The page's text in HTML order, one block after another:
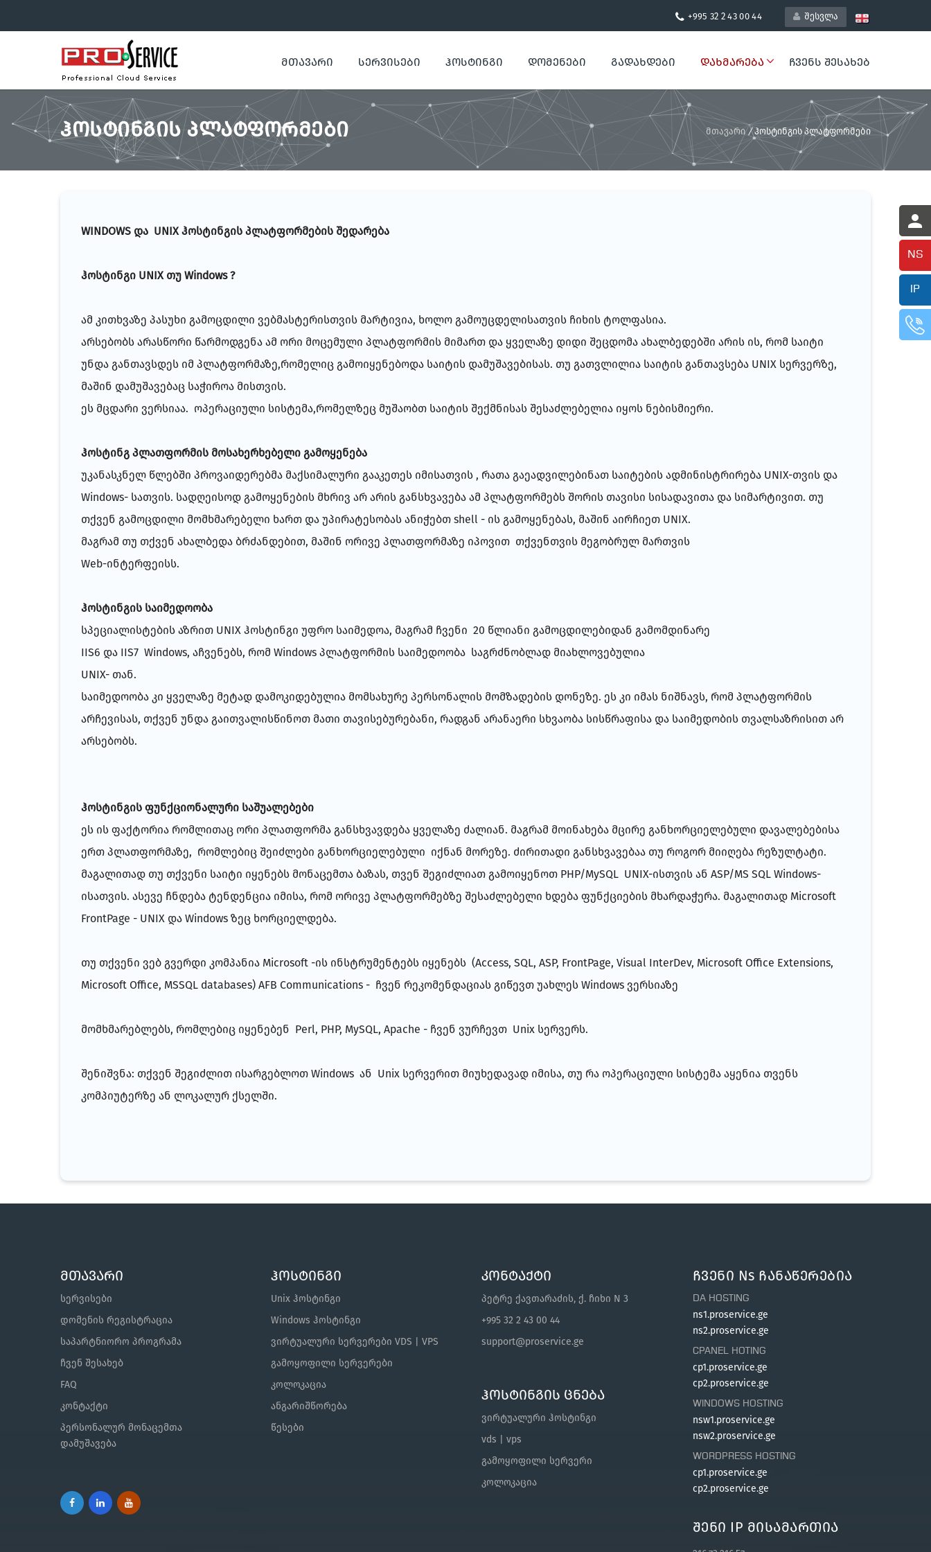
შესვლა
+995 32 2 43 00 44
ᲛᲗᲐᲕᲐᲠᲘ ᲡᲔᲠᲕᲘᲡᲔᲑᲘ ᲰᲝᲡᲢᲘᲜᲒᲘ ᲓᲝᲛᲔᲜᲔᲑᲘ ᲒᲐᲓᲐᲮᲓᲔᲑᲘ ᲓᲐᲮᲛᲐᲠᲔᲑᲐ ᲩᲕᲔᲜᲡ ᲨᲔᲡᲐᲮᲔᲑ
ᲰᲝᲡᲢᲘᲜᲒᲘᲡ ᲞᲚᲐᲢᲤᲝᲠᲛᲔᲑᲘ მთავარი / ჰოსტინგის პლატფორმები
WINDOWS და UNIX ჰოსტინგის პლატფორმების შედარება
ჰოსტინგი UNIX თუ Windows ?
ამ კითხვაზე პასუხი გამოცდილი ვებმასტერისთვის მარტივია, ხოლო გამოუცდელისათვის ჩიხის ტოლფასია.
არსებობს არასწორი წარმოდგენა ამ ორი მოცემული პლატფორმის მიმართ და ყველაზე დიდი შეცდომა ახალბედებში არის ის, რომ საიტი
უნდა განთავსდეს იმ პლატფორმაზე,რომელიც გამოიყენებოდა საიტის დამუშავებისას. თუ გათვლილია საიტის განთავსება UNIX სერვერზე,
მაშინ დამუშავებაც საჭიროა მისთვის.
ეს მცდარი ვერსიაა. ოპერაციული სისტემა,რომელზეც მუშაობთ საიტის შექმნისას შესაძლებელია იყოს ნებისმიერი.
ჰოსტინგ პლათფორმის მოსახერხებელი გამოყენება
უკანასკნელ წლებში პროვაიდერებმა მაქსიმალური გააკეთეს იმისათვის , რათა გაეადვილებინათ საიტების ადმინისტრირება UNIX-თვის და
Windows- სათვის. სადღეისოდ გამოყენების მხრივ არ არის განსხვავება ამ პლატფორმებს შორის თავისი სისადავითა და სიმარტივით. თუ
თქვენ გამოცდილი მომხმარებელი ხართ და უპირატესობას ანიჭებთ shell - ის გამოყენებას, მაშინ აირჩიეთ UNIX.
მაგრამ თუ თქვენ ახალბედა ბრძანდებით, მაშინ ორივე პლათფორმაზე იპოვით თქვენთვის მეგობრულ მართვის
Web-ინტერფეისს.
ჰოსტინგის საიმედოობა
სპეციალისტების აზრით UNIX ჰოსტინგი უფრო საიმედოა, მაგრამ ჩვენი 20 წლიანი გამოცდილებიდან გამომდინარე
IIS6 და IIS7 Windows, აჩვენებს, რომ Windows პლატფორმის საიმედოობა საგრძნობლად მიახლოვებულია
UNIX- თან.
საიმედოობა კი ყველაზე მეტად დამოკიდებულია მომსახურე პერსონალის მომზადების დონეზე. ეს კი იმას ნიშნავს, რომ პლატფორმის
არჩევისას, თქვენ უნდა გაითვალისწინოთ მათი თავისებურებანი, რადგან არანაერი სხვაობა სისწრაფისა და საიმედობის თვალსაზრისით არ
არსებობს.
ჰოსტინგის ფუნქციონალური საშუალებები
ეს ის ფაქტორია რომლითაც ორი პლათფორმა განსხვავდება ყველაზე ძალიან. მაგრამ მოინახება მცირე განხორციელებული დავალებებისა
ერთ პლათფორმაზე, რომლებიც შეიძლები განხორციელებული იქნან მორეზე. ძირითადი განსხვავებაა თუ როგორ მიიღება რეზულტატი.
მაგალითად თუ თქვენი საიტი იყენებს მონაცემთა ბაზას, თვენ შეგიძლიათ გამოიყენოთ PHP/MySQL UNIX-ისთვის ან ASP/MS SQL Windows-
ისათვის. ასევე ჩნდება ტენდენცია იმისა, რომ ორივე პლატფორმებზე შესაძლებელი ხდება ფუნქციების მხარდაჭერა. მაგალითად Microsoft
FrontPage - UNIX და Windows ზეც ხორციელდება.
თუ თქვენი ვებ გვერდი კომპანია Microsoft -ის ინსტრუმენტებს იყენებს (Access, SQL, ASP, FrontPage, Visual InterDev, Microsoft Office Extensions,
Microsoft Office, MSSQL databases) AFB Communications - ჩვენ რეკომენდაციას გიწევთ უახლეს Windows ვერსიაზე
მომხმარებლებს, რომლებიც იყენებენ Perl, PHP, MySQL, Apache - ჩვენ ვურჩევთ Unix სერვერს.
შენიშვნა: თქვენ შეგიძლით ისარგებლოთ Windows ან Unix სერვერით მიუხედავად იმისა, თუ რა ოპერაციული სისტემა აყენია თვენს
კომპიუტერზე ან ლოკალურ ქსელში.
მთავარი
სერვისები
დომენის რეგისტრაცია
საპარტნიორო პროგრამა
ჩვენ შესახებ
FAQ
კონტაქტი
პერსონალურ მონაცემთა
დამუშავება
ჰოსტინგი
Unix ჰოსტინგი
Windows ჰოსტინგი
ვირტუალური სერვერები VDS | VPS
გამოყოფილი სერვერები
კოლოკაცია
ანგარიშწორება
წესები
კონტაქტი
პეტრე ქავთარაძის, ქ. ჩიხი N 3
+995 32 2 43 00 44
support@proservice.ge
ჰოსტინგის ცნება
ვირტუალური ჰოსტინგი
vds | vps
გამოყოფილი სერვერი
კოლოკაცია
Ჩვენი Ns Ჩანაწერებია
DA HOSTING
ns1.proservice.ge
ns2.proservice.ge
CPANEL HOTING
cp1.proservice.ge
cp2.proservice.ge
WINDOWS HOSTING
nsw1.proservice.ge
nsw2.proservice.ge
WORDPRESS HOSTING
cp1.proservice.ge
cp2.proservice.ge
Შენი IP Მისამართია
NS
IP